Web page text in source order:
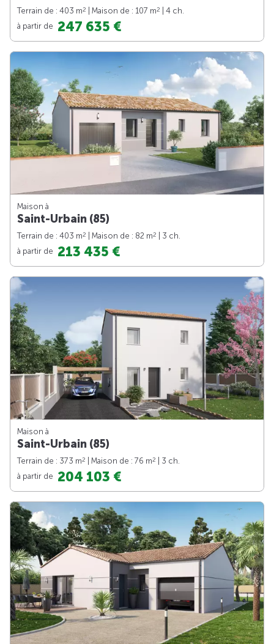
Terrain de : 403 m2 | Maison de : 107 m2
| 4 ch.
à partir de 247 635 €
Maison à
Saint-Urbain (85)
Terrain de : 403 m2 | Maison de : 82 m2
| 3 ch.
à partir de 213 435 €
Maison à
Saint-Urbain (85)
Terrain de : 373 m2 | Maison de : 76 m2
| 3 ch.
à partir de 204 103 €